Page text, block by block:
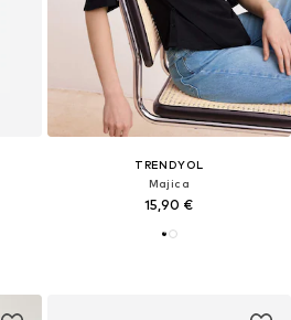
TRENDYOL
Majica
15,90 €